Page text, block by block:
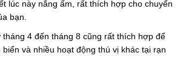
lúc này nắng ấm, rất thích hợp cho chuyến
bạn.
tháng 4 đến tháng 8 cũng rất thích hợp để
và nhiều hoạt động thú vị khác tại rạn